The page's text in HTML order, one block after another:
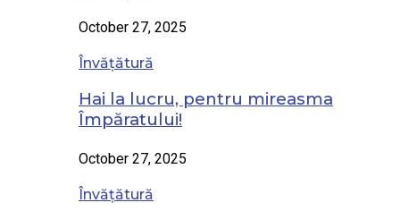
October 27, 2025
Învățătură
Hai la lucru, pentru mireasma
Împăratului!
October 27, 2025
Învățătură